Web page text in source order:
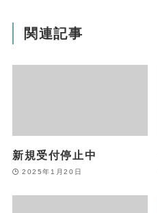
関連記事
新規受付停止中
2025年1月20日